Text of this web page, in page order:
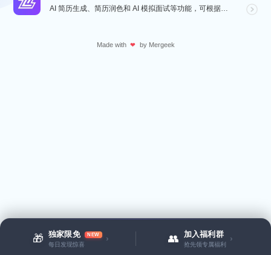
🎁 独家限免 NEW
每日发现惊喜
› 👥 加入福利群
抢先领专属福利
›
AI 简历生成、简历润色和 AI 模拟面试等功能，可根据指定的求职岗位，一键快速生成高匹配的简历内容...
Made with ❤ by Mergeek